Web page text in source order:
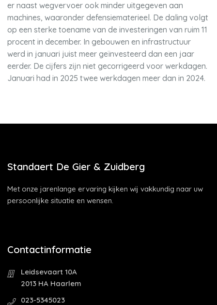
er naast wegvervoer ook minder uitgegeven aan
machines, waaronder defensiematerieel. De daling volgt
op een sterke toename van de investeringen van ruim 11
procent in december. In gebouwen en infrastructuur
werd in januari juist meer geïnvesteerd dan een jaar
eerder. De cijfers zijn niet gecorrigeerd voor werkdagen.
Januari had in 2025 twee werkdagen meer dan in 2024.
Standaert De Gier & Zuidberg
Met onze jarenlange ervaring kijken wij vakkundig naar uw
persoonlijke situatie en wensen.
Contactinformatie
Leidsevaart 10A
2013 HA Haarlem
023-5345023